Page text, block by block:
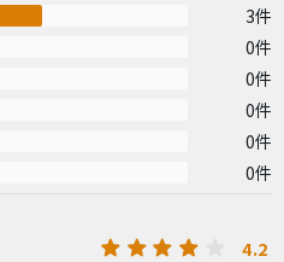
3件
0件
0件
0件
0件
0件
4.2